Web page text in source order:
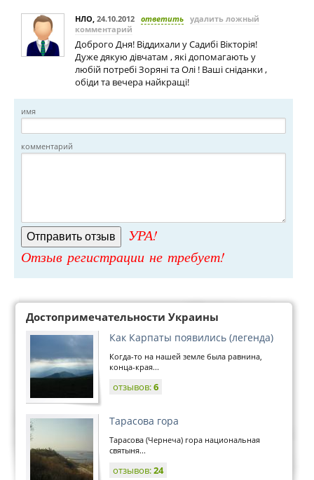
НЛО, 24.10.2012 ответить удалить ложный
комментарий
Доброго Дня! Віддихали у Садибі Вікторія!
Дуже дякую дівчатам , які допомагають у
любій потребі Зоряні та Олі ! Ваші сніданки ,
обіди та вечера найкращі!
имя
комментарий
УРА!
Отзыв регистрации не требует!
Достопримечательности Украины
Как Карпаты появились (легенда)
Когда-то на нашей земле была равнина,
конца-края...
отзывов:6
Тарасова гора
Тарасова (Чернеча) гора национальная
святыня...
отзывов:24